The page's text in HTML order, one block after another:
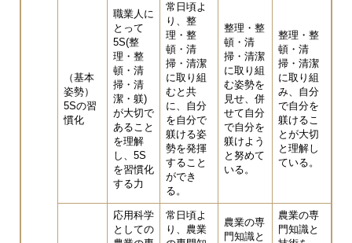
（基本
姿勢）
5Sの習
慣化
職業人に
とって
5S(整
理・整
頓・清
掃・清
潔・躾)
が大切で
あること
を理解
し、5S
を習慣化
する力
常日頃よ
り、整
理・整
頓・清
掃・清潔
に取り組
むと共
に、自分
を自分で
躾ける姿
勢を発揮
すること
ができ
る。
整理・整
頓・清
掃・清潔
に取り組
む姿勢を
見せ、併
せて自分
で自分を
躾けよう
と努めて
いる。
整理・整
頓・清
掃・清潔
に取り組
み、自分
で自分を
躾けるこ
とが大切
と理解し
ている。
応用科学
としての
常日頃よ
り、農業
農業の専
門知識と
農業の専
門知識と